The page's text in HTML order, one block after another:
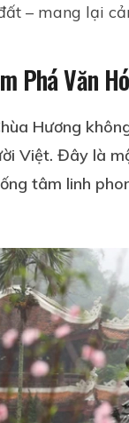
– mang lại
Phá Văn
Hương
Việt. Đây là
tâm linh